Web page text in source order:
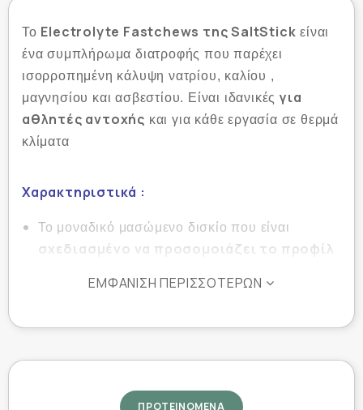
To Electrolyte Fastchews της SaltStick είναι
ένα συμπλήρωμα διατροφής που παρέχει
ισορροπημένη κάλυψη νατρίου, καλίου ,
μαγνησίου και ασβεστίου. Είναι ιδανικές για
αθλητές αντοχής και για κάθε εργασία σε θερμά
κλίματα
Χαρακτηριστικά :
Το μοναδικό μασώμενο δισκίο που είναι
σχεδιασμένο να προσομοιάζει το προφίλ
καταπόνησης,
διατηρούν τα επίπεδα ηλεκτρολυτών.
ΕΜΦΆΝΙΣΗ ΠΕΡΙΣΣΌΤΕΡΩΝ
ΠΡΟΤΕΙΝΟΜΕΝΑ